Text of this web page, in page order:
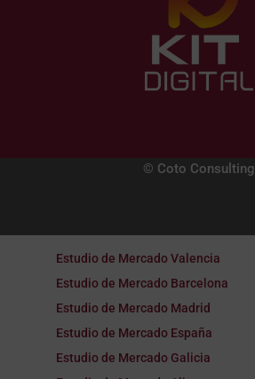
© Coto Consulting
Estudio de Mercado Valencia
Estudio de Mercado Barcelona
Estudio de Mercado Madrid
Estudio de Mercado España
Estudio de Mercado Galicia